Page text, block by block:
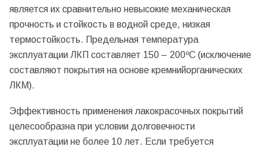
является их сравнительно невысокие механическая
прочность и стойкость в водной среде, низкая
термостойкость. Предельная температура
эксплуатации ЛКП составляет 150 – 200ºС (исключение
составляют покрытия на основе кремнийорганических
ЛКМ).
Эффективность применения лакокрасочных покрытий
целесообразна при условии долговечности
эксплуатации не более 10 лет. Если требуется